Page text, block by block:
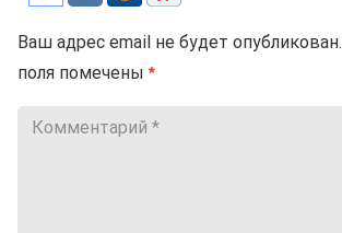
Ваш адрес email не будет опубликован.
поля помечены *